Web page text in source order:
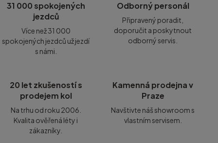
31 000 spokojených
jezdců
Více než 31 000
spokojených jezdců už jezdí
s námi.
Odborný personál
Připravený poradit,
doporučit a poskytnout
odborný servis.
20 let zkušeností s
prodejem kol
Na trhu od roku 2006.
Kvalita ověřená léty i
zákazníky.
Kamenná prodejna v
Praze
Navštivte náš showroom s
vlastním servisem.